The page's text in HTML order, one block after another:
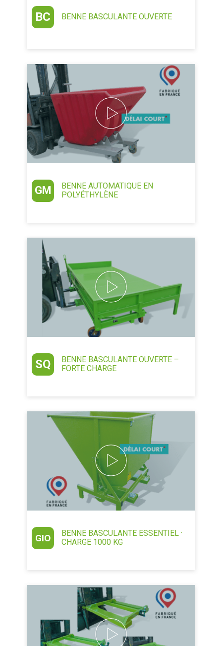
BC BENNE BASCULANTE OUVERTE
GM
BENNE AUTOMATIQUE EN
POLYÉTHYLÈNE
SQ
BENNE BASCULANTE OUVERTE –
FORTE CHARGE
GIO
BENNE BASCULANTE ESSENTIEL ·
CHARGE 1000 KG